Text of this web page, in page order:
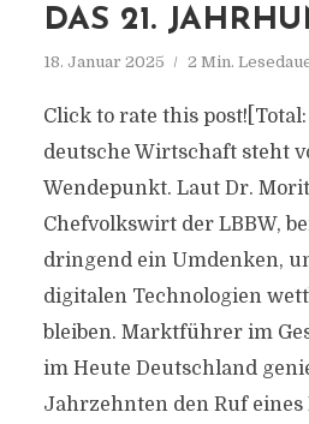
DAS 21.
18. Januar 2025 2 Min.
Click to rate this
deutsche Wirtschaft steht
Wendepunkt. Laut Dr.
Chefvolkswirt der LBBW,
dringend ein Umdenken,
digitalen Technologien
bleiben. Marktführer im
im Heute Deutschland
Jahrzehnten den Ruf